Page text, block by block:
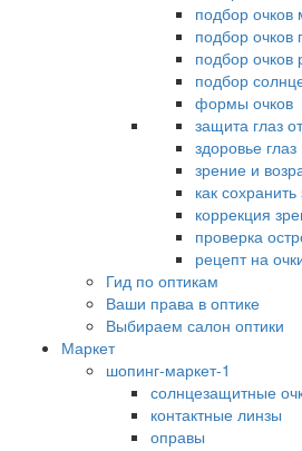
подбор очков
подбор
подбор очков
подбор
формы очков
защита глаз
здоровье глаз
зрение и
как
коррекция
проверка
рецепт на
Гид по оптикам
Ваши права в оптике
Выбираем салон оптики
Маркет
шопинг-маркет-1
солнцезащитные
контактные линзы
оправы